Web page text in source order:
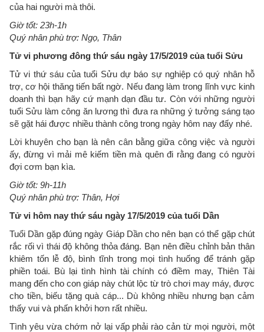
của hai người mà thôi.
Giờ tốt: 23h-1h
Quý nhân phù trợ: Ngọ, Thân
Tử vi phương đông thứ sáu ngày 17/5/2019 của tuổi Sửu
Tử vi thứ sáu của tuổi Sửu dự báo sự nghiệp có quý nhân hỗ
trợ, cơ hội thăng tiến bất ngờ. Nếu đang làm trong lĩnh vực kinh
doanh thì bạn hãy cứ mạnh dạn đầu tư. Còn với những người
tuổi Sửu làm công ăn lương thì đưa ra những ý tưởng sáng tạo
sẽ gặt hái được nhiều thành công trong ngày hôm nay đấy nhé.
Lời khuyên cho bạn là nên cân bằng giữa công việc và người
ấy, đừng vì mải mê kiếm tiền mà quên đi rằng đang có người
đợi cơm bạn kìa.
Giờ tốt: 9h-11h
Quý nhân phù trợ: Thân, Hợi
Tử vi hôm nay thứ sáu ngày 17/5/2019 của tuổi Dần
Tuổi Dần gặp đúng ngày Giáp Dần cho nên bạn có thể gặp chút
rắc rối vì thái độ không thỏa đáng. Bạn nên điều chỉnh bản thân
khiêm tốn lễ độ, bình tĩnh trong mọi tình huống để tránh gặp
phiền toái. Bù lại tình hình tài chính có điềm may, Thiên Tài
mang đến cho con giáp này chút lộc từ trò chơi may máy, được
cho tiền, biếu tặng quà cáp... Dù không nhiều nhưng bạn cảm
thấy vui và phấn khởi hơn rất nhiều.
Tình yêu vừa chớm nở lại vấp phải rào cản từ mọi người, một